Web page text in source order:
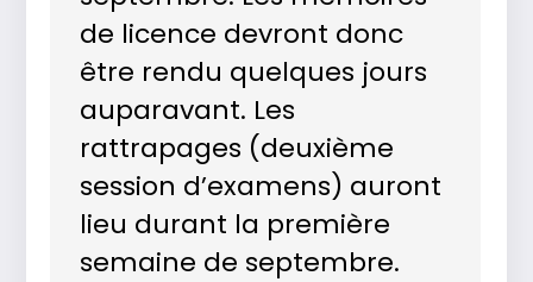
de licence devront donc
être rendu quelques jours
auparavant. Les
rattrapages (deuxième
session d’examens) auront
lieu durant la première
semaine de septembre.